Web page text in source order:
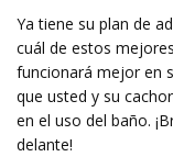
Ya tiene su plan de
cuál de estos
funcionará mejor en
que usted y su
en el uso del baño.
delante!